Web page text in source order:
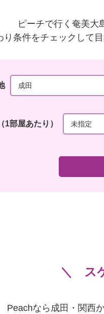
ピーチで行く奄美大
り条件をチェックして
1部屋あたり）
ス
Peachなら成田・関西